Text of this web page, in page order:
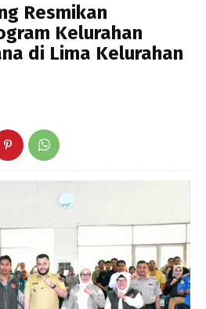
Resmikan
Kelurahan
di Lima Kelurahan